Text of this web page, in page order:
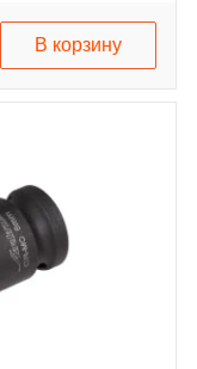
В корзину